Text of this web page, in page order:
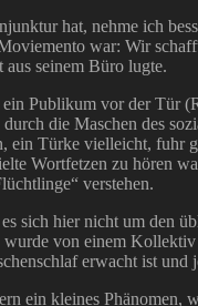
hat, nehme ich
war: Wir
seinem Büro lugte.
Publikum vor der Tür
die Maschen des
Türke vielleicht, fuhr
Wortfetzen zu hören
verstehen.
sich hier nicht um den
von einem Kollektiv
erwacht ist und
ein kleines Phänomen,